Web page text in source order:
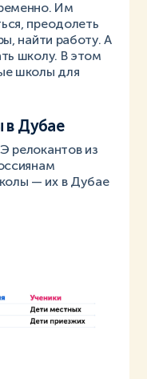
Им
преодолеть
найти работу. А
школу. В этом
школы для
Дубае
релокантов из
— их в Дубае